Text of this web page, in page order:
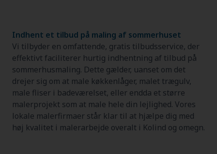
Indhent et tilbud på maling af sommerhuset
Vi tilbyder en omfattende, gratis tilbudsservice, der
effektivt faciliterer hurtig indhentning af tilbud på
sommerhusmaling. Dette gælder, uanset om det
drejer sig om at male køkkenlåger, malet trægulv,
male fliser i badeværelset, eller endda et større
malerprojekt som at male hele din lejlighed. Vores
lokale malerfirmaer står klar til at hjælpe dig med
høj kvalitet i malerarbejde overalt i Kolind og omegn.